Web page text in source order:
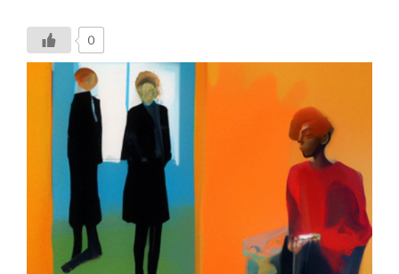
0